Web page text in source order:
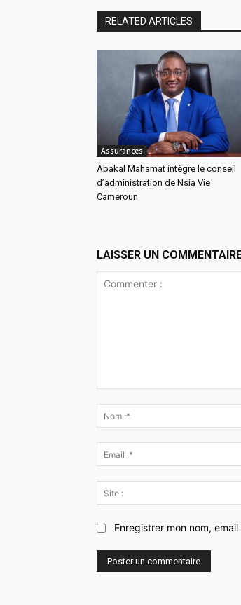
RELATED ARTICLES
Assurances
Abakal Mahamat intègre le conseil
d’administration de Nsia Vie
Cameroun
LAISSER UN
Enregistrer mon nom,